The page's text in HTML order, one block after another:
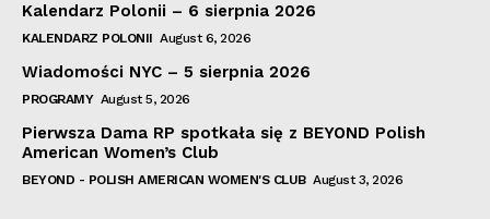
Kalendarz Polonii – 6 sierpnia 2026
KALENDARZ POLONII August 6, 2026
Wiadomości NYC – 5 sierpnia 2026
PROGRAMY August 5, 2026
Pierwsza Dama RP spotkała się z BEYOND Polish
American Women’s Club
BEYOND - POLISH AMERICAN WOMEN'S CLUB August 3, 2026